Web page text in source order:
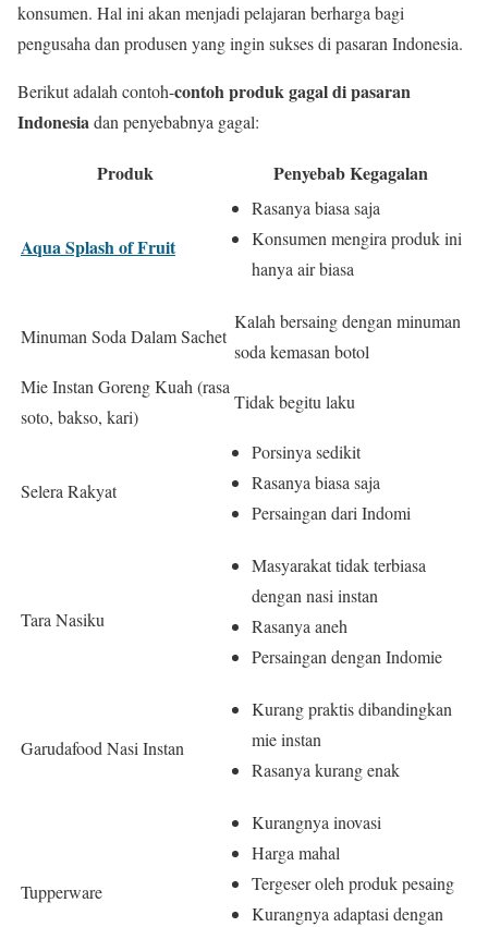
konsumen. Hal ini akan menjadi pelajaran berharga bagi
pengusaha dan produsen yang ingin sukses di pasaran Indonesia.
Berikut adalah contoh-contoh produk gagal di pasaran
Indonesiadan penyebabnya gagal:
Produk Penyebab Kegagalan
Aqua Splash of Fruit
Rasanya biasa saja
Konsumen mengira produk ini
hanya air biasa
Minuman Soda Dalam Sachet
Kalah bersaing dengan minuman
soda kemasan botol
Mie Instan Goreng Kuah (rasa
soto, bakso, kari)
Tidak begitu laku
Selera Rakyat
Porsinya sedikit
Rasanya biasa saja
Persaingan dari Indomi
Tara Nasiku
Masyarakat tidak terbiasa
dengan nasi instan
Rasanya aneh
Persaingan dengan Indomie
Garudafood Nasi Instan
Kurang praktis dibandingkan
mie instan
Rasanya kurang enak
Tupperware
Kurangnya inovasi
Harga mahal
Tergeser oleh produk pesaing
Kurangnya adaptasi dengan